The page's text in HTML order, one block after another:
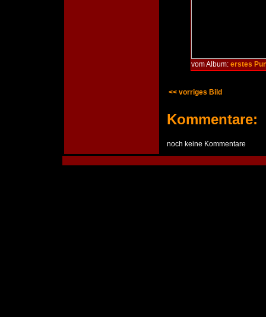
vom Album: erstes
<< vorriges Bild
Kommentare:
noch keine Kommentare